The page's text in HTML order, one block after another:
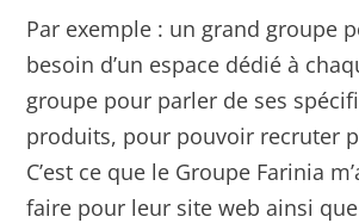
Par exemple : un grand groupe
besoin d’un espace dédié à
groupe pour parler de ses
produits, pour pouvoir recruter
C’est ce que le Groupe Farinia
faire pour leur site web ainsi